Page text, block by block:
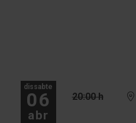
dissabte
06
abr
20:00 h